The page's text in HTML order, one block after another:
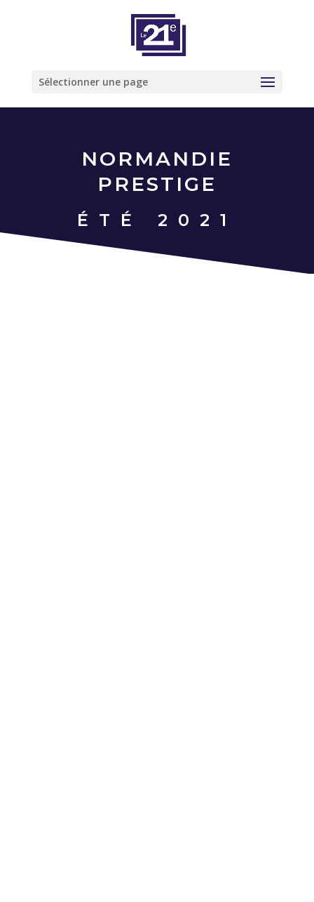
Sélectionner une page
NORMANDIE
PRESTIGE
ÉTÉ 2021